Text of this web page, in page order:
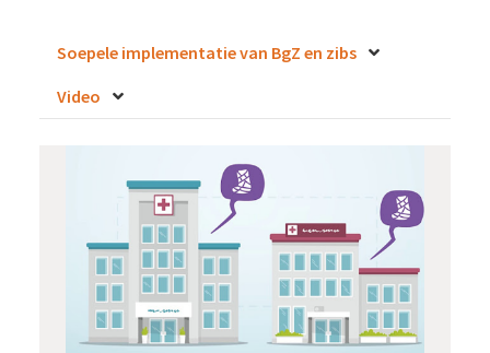
Soepele implementatie van BgZ en zibs
Video